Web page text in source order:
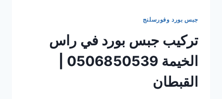
جبس بورد وفورسلنج
تركيب جبس بورد في راس
القبطان